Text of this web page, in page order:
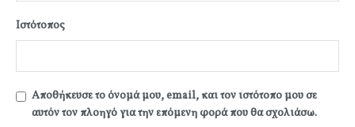
Ιστότοπος
Αποθήκευσε το όνομά μου, email, και τον ιστότοπο μου σε
αυτόν τον πλοηγό για την επόμενη φορά που θα σχολιάσω.